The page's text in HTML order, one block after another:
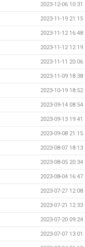
2023-12-06 10:31
2023-11-19 21:15
2023-11-12 16:48
2023-11-12 12:19
2023-11-11 20:06
2023-11-09 18:38
2023-10-19 18:52
2023-09-14 08:54
2023-09-13 19:41
2023-09-08 21:15
2023-08-07 18:13
2023-08-05 20:34
2023-08-04 16:47
2023-07-27 12:08
2023-07-21 12:33
2023-07-20 09:24
2023-07-07 13:01